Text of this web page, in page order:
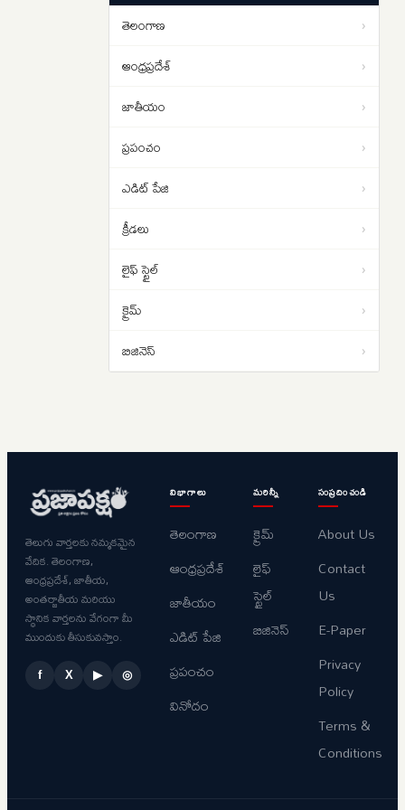
EDITORIAL: త్రిపక్ష సంయుక్త రక్షణ
ఒప్పందం పర్యవసానాలు
తెలంగాణ ›
ఆంధ్రప్రదేశ్ ›
జాతీయం ›
ప్రపంచం ›
ఎడిట్ పేజి ›
క్రీడలు ›
లైఫ్ స్టైల్ ›
క్రైమ్ ›
బిజినెస్ ›
తెలుగు వార్తలకు నమ్మకమైన
వేదిక. తెలంగాణ,
ఆంధ్రప్రదేశ్, జాతీయ,
అంతర్జాతీయ మరియు
స్థానిక వార్తలను వేగంగా మీ
ముందుకు తీసుకువస్తాం.
f X ▶ ◎
విభాగాలు
తెలంగాణ
ఆంధ్రప్రదేశ్
జాతీయం
ఎడిట్ పేజి
ప్రపంచం
వినోదం
మరిన్నీ
క్రైమ్
లైఫ్
స్టైల్
బిజినెస్
సంప్రదించండి
About Us
Contact
Us
E-Paper
Privacy
Policy
Terms &
Conditions